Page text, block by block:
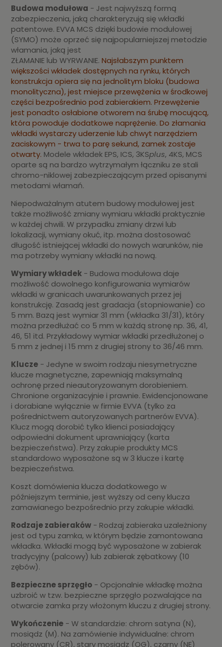
Budowa modułowa - Jest najwyższą formą
zabezpieczenia, jaką charakteryzują się wkładki
patentowe. EVVA MCS dzięki budowie modułowej
(SYMO) może oprzeć się najpopularniejszej metodzie
włamania, jaką jest
ZŁAMANIE lub WYRWANIE.Najsłabszym punktem
większości wkładek dostępnych na rynku, których
konstrukcja opiera się na jednolitym bloku (budowa
monolityczna), jest miejsce przewężenia w środkowej
części bezpośrednio pod zabierakiem. Przewężenie
jest ponadto osłabione otworem na śrubę mocującą,
która powoduje dodatkowe naprężenie. Do złamania
wkładki wystarczy uderzenie lub chwyt narzędziem
zaciskowym - trwa to parę sekund, zamek zostaje
otwarty. Modele wkładek EPS, ICS, 3KSplus, 4KS, MCS
oparte są na bardzo wytrzymałym łączniku ze stali
chromo-niklowej zabezpieczającym przed opisanymi
metodami włamań.
Niepodważalnym atutem budowy modułowej jest
także możliwość zmiany wymiaru wkładki praktycznie
w każdej chwili. W przypadku zmiany drzwi lub
lokalizacji, wymiany okuć, itp. można dostosować
długość istniejącej wkładki do nowych warunków, nie
ma potrzeby wymiany wkładki na nową.
Wymiary wkładek - Budowa modułowa daje
możliwość dowolnego konfigurowania wymiarów
wkładki w granicach uwarunkowanych przez jej
konstrukcję. Zasadą jest gradacja (stopniowanie) co
5 mm. Bazą jest wymiar 31 mm (wkładka 31/31), który
można przedłużać co 5 mm w każdą stronę np. 36, 41,
46, 51 itd. Przykładowy wymiar wkładki przedłużonej o
5 mm z jednej i 15 mm z drugiej strony to 36/46 mm.
Klucze - Jedyne w swoim rodzaju niesymetryczne
klucze magnetyczne, zapewniają maksymalną
ochronę przed nieautoryzowanym dorobieniem.
Chronione organizacyjnie i prawnie. Ewidencjonowane
i dorabiane wyłącznie w firmie EVVA (tylko za
pośrednictwem autoryzowanych partnerów EVVA).
Klucz mogą dorobić tylko klienci posiadający
odpowiedni dokument uprawniający (karta
bezpieczeństwa). Przy zakupie produkty MCS
standardowo wyposażone są w 3 klucze i kartę
bezpieczeństwa.
Koszt domówienia klucza dodatkowego w
późniejszym terminie, jest wyższy od ceny klucza
zamawianego bezpośrednio przy zakupie wkładki.
Rodzaje zabieraków - Rodzaj zabieraka uzależniony
jest od typu zamka, w którym będzie zamontowana
wkładka. Wkładki mogą być wyposażone w zabierak
tradycyjny (palcowy) lub zabierak zębatkowy (10
zębów).
Bezpieczne sprzęgło - Opcjonalnie wkładkę można
uzbroić w tzw. bezpieczne sprzęgło pozwalające na
otwarcie zamka przy włożonym kluczu z drugiej strony.
Wykończenie - W standardzie: chrom satyna (N),
mosiądz (M). Na zamówienie indywidualne: chrom
polerowany (CR), stary mosiądz (OG), czarny (NE)